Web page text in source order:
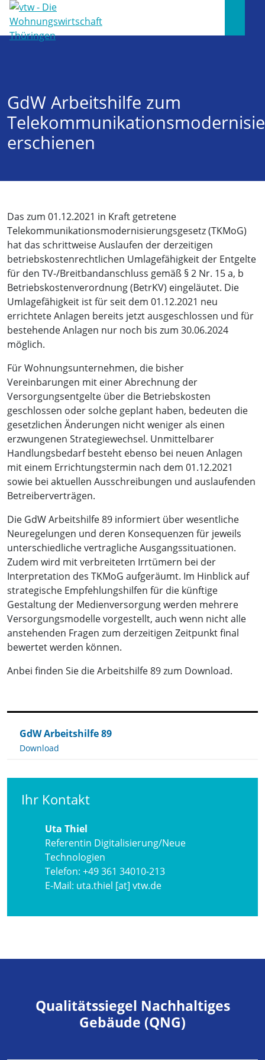
GdW Arbeitshilfe zum
erschienen
Das zum 01.12.2021 in Kraft getretene
Telekommunikationsmodernisierungsgesetz (TKMoG)
hat das schrittweise Auslaufen der derzeitigen
betriebskostenrechtlichen Umlagefähigkeit der Entgelte
für den TV-/Breitbandanschluss gemäß § 2 Nr. 15 a, b
Betriebskostenverordnung (BetrKV) eingeläutet. Die
Umlagefähigkeit ist für seit dem 01.12.2021 neu
errichtete Anlagen bereits jetzt ausgeschlossen und für
bestehende Anlagen nur noch bis zum 30.06.2024
möglich.
Für Wohnungsunternehmen, die bisher
Vereinbarungen mit einer Abrechnung der
Versorgungsentgelte über die Betriebskosten
geschlossen oder solche geplant haben, bedeuten die
gesetzlichen Änderungen nicht weniger als einen
erzwungenen Strategiewechsel. Unmittelbarer
Handlungsbedarf besteht ebenso bei neuen Anlagen
mit einem Errichtungstermin nach dem 01.12.2021
sowie bei aktuellen Ausschreibungen und auslaufenden
Betreiberverträgen.
Die GdW Arbeitshilfe 89 informiert über wesentliche
Neuregelungen und deren Konsequenzen für jeweils
unterschiedliche vertragliche Ausgangssituationen.
Zudem wird mit verbreiteten Irrtümern bei der
Interpretation des TKMoG aufgeräumt. Im Hinblick auf
strategische Empfehlungshilfen für die künftige
Gestaltung der Medienversorgung werden mehrere
Versorgungsmodelle vorgestellt, auch wenn nicht alle
anstehenden Fragen zum derzeitigen Zeitpunkt final
bewertet werden können.
Anbei finden Sie die Arbeitshilfe 89 zum Download.
GdW Arbeitshilfe 89
Download
Ihr Kontakt
Uta Thiel
Referentin Digitalisierung/Neue
Technologien
Telefon: +49 361 34010-213
E-Mail: uta.thiel [at] vtw.de
Qualitätssiegel Nachhaltiges
Gebäude (QNG)